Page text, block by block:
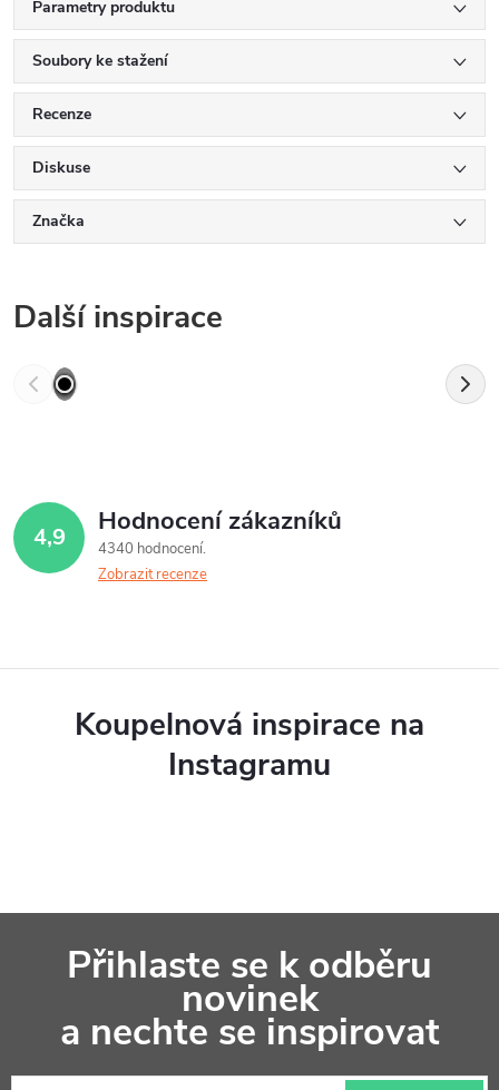
Parametry produktu
Soubory ke stažení
Recenze
Diskuse
Značka
Další inspirace
4,9 Hodnocení zákazníků
4340 hodnocení
Zobrazit recenze
Koupelnová inspirace na
Instagramu
a
Přihlaste se k odběru
novinek
a nechte se inspirovat